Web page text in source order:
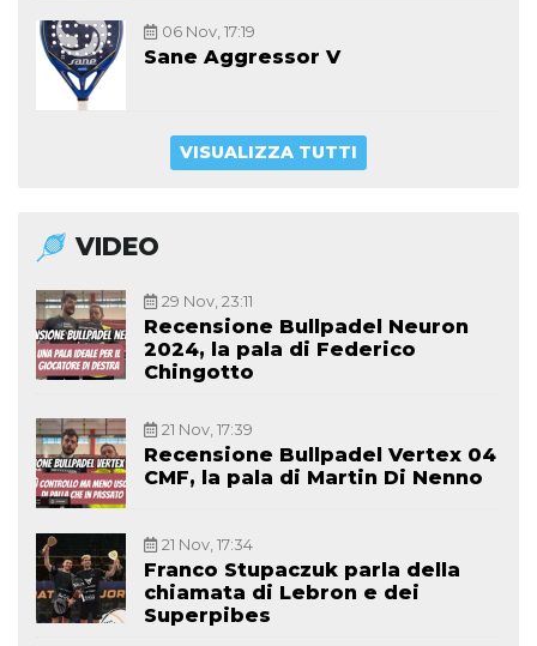
06 Nov, 17:19
Sane Aggressor V
VISUALIZZA TUTTI
VIDEO
29 Nov, 23:11
Recensione Bullpadel Neuron
2024, la pala di Federico
Chingotto
21 Nov, 17:39
Recensione Bullpadel Vertex 04
CMF, la pala di Martin Di Nenno
21 Nov, 17:34
Franco Stupaczuk parla della
chiamata di Lebron e dei
Superpibes